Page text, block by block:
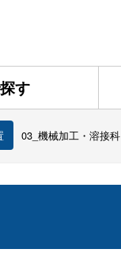
す
03_機械加工・溶接科